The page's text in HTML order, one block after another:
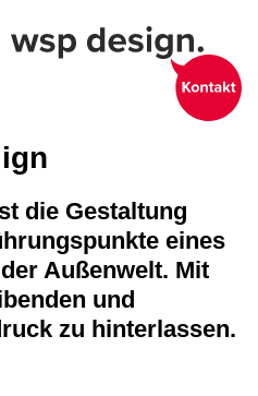
die Gestaltung
eines
Außenwelt. Mit
und
zu hinterlassen.